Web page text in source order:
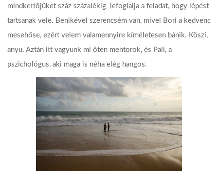
mindkettőjüket száz százalékig lefoglalja a feladat, hogy lépést
tartsanak vele. Benikével szerencsém van, mivel Bori a kedvenc
mesehőse, ezért velem valamennyire kíméletesen bánik. Köszi,
anyu. Aztán itt vagyunk mi öten mentorok, és Pali, a
pszichológus, aki maga is néha elég hangos.